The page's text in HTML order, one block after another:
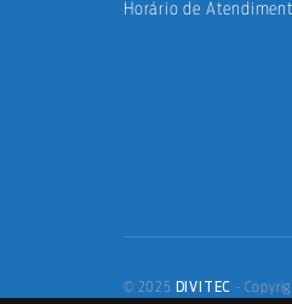
Horário de
© 2025 DIVITEC -